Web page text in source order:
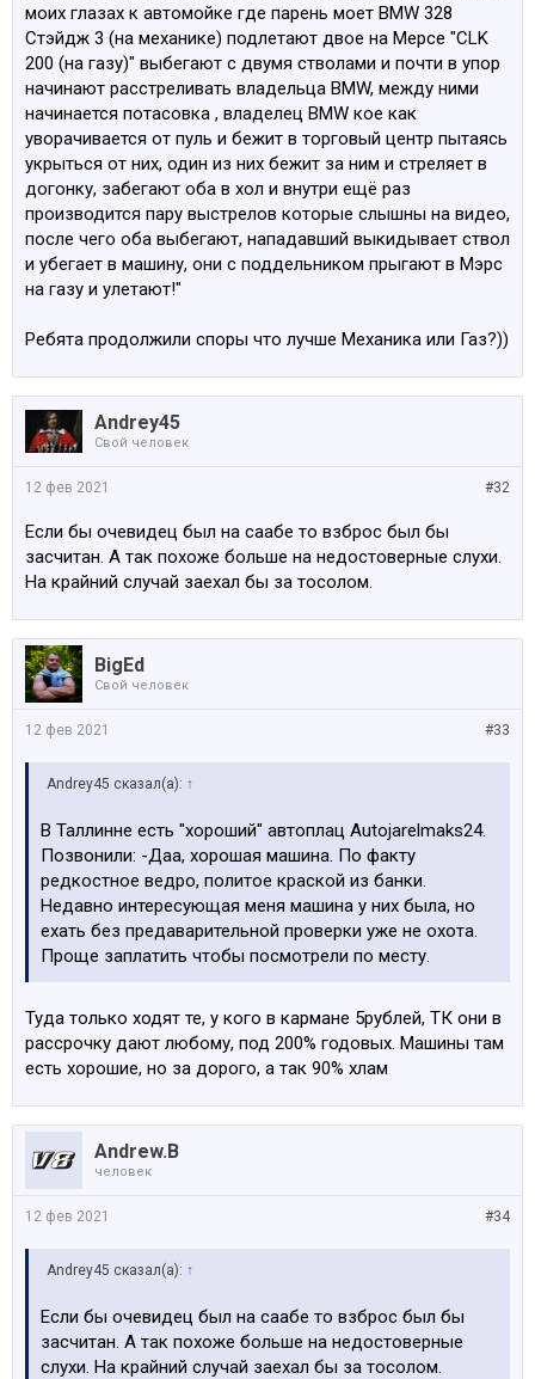
моих глазах к автомойке где парень моет BMW 328
Стэйдж 3 (на механике) подлетают двое на Мерсе "CLK
200 (на газу)" выбегают с двумя стволами и почти в упор
начинают расстреливать владельца BMW, между ними
начинается потасовка , владелец BMW кое как
уворачивается от пуль и бежит в торговый центр пытаясь
укрыться от них, один из них бежит за ним и стреляет в
догонку, забегают оба в хол и внутри ещё раз
производится пару выстрелов которые слышны на видео,
после чего оба выбегают, нападавший выкидывает ствол
и убегает в машину, они с поддельником прыгают в Мэрс
на газу и улетают!"
Ребята продолжили споры что лучше Механика или Газ?))
Andrey45
Свой человек
#32
12 фев 2021
Если бы очевидец был на саабе то взброс был бы
засчитан. А так похоже больше на недостоверные слухи.
На крайний случай заехал бы за тосолом.
BigEd
Свой человек
#33
12 фев 2021
Andrey45 сказал(а): ↑
В Таллинне есть "хороший" автоплац Autojarelmaks24.
Позвонили: -Даа, хорошая машина. По факту
редкостное ведро, политое краской из банки.
Недавно интересующая меня машина у них была, но
ехать без предаварительной проверки уже не охота.
Проще заплатить чтобы посмотрели по месту.
Туда только ходят те, у кого в кармане 5рублей, ТК они в
рассрочку дают любому, под 200% годовых. Машины там
есть хорошие, но за дорого, а так 90% хлам
Andrew.B
человек
#34
12 фев 2021
Andrey45 сказал(а): ↑
Если бы очевидец был на саабе то взброс был бы
засчитан. А так похоже больше на недостоверные
слухи. На крайний случай заехал бы за тосолом.